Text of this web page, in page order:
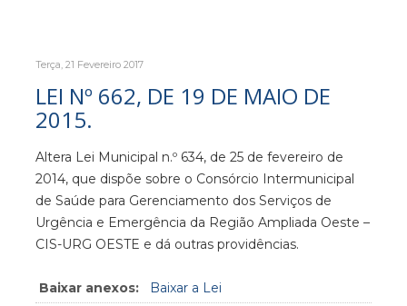
Terça, 21 Fevereiro 2017
LEI Nº 662, DE 19 DE MAIO DE
2015.
Altera Lei Municipal n.º 634, de 25 de fevereiro de
2014, que dispõe sobre o Consórcio Intermunicipal
de Saúde para Gerenciamento dos Serviços de
Urgência e Emergência da Região Ampliada Oeste –
CIS-URG OESTE e dá outras providências.
Baixar anexos: Baixar a Lei